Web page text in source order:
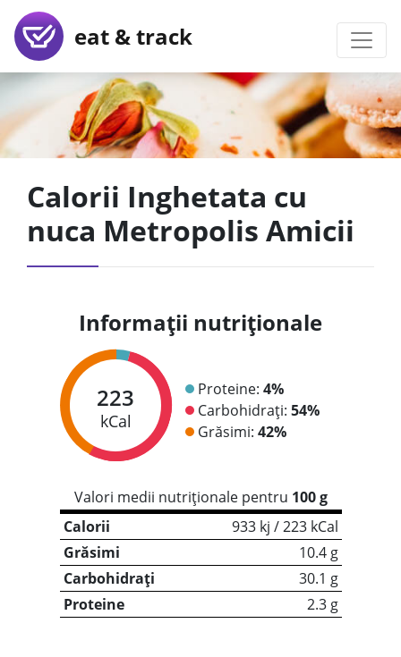
eat & track
Calorii Inghetata cu
nuca Metropolis Amicii
Informații nutriționale
223
kCal
Proteine: 4%
Carbohidrați: 54%
Grăsimi: 42%
Valori medii nutriționale pentru 100 g
Calorii
933 kj / 223 kCal
Grăsimi
10.4 g
Carbohidrați
30.1 g
Proteine
2.3 g